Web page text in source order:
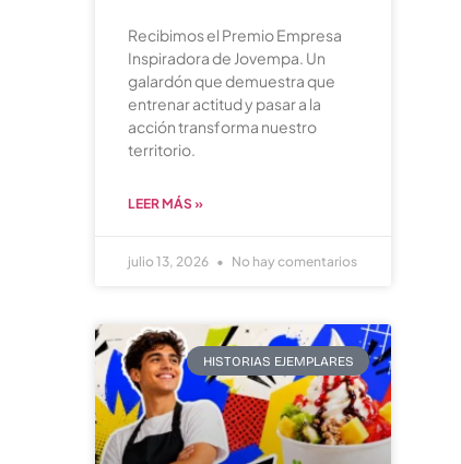
Recibimos el Premio Empresa
Inspiradora de Jovempa. Un
galardón que demuestra que
entrenar actitud y pasar a la
acción transforma nuestro
territorio.
LEER MÁS »
julio 13, 2026 No hay comentarios
HISTORIAS EJEMPLARES